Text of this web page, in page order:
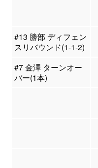
#13 勝部 ディフェン
スリバウンド(1-1-2)
#7 金澤 ターンオー
バー(1本)